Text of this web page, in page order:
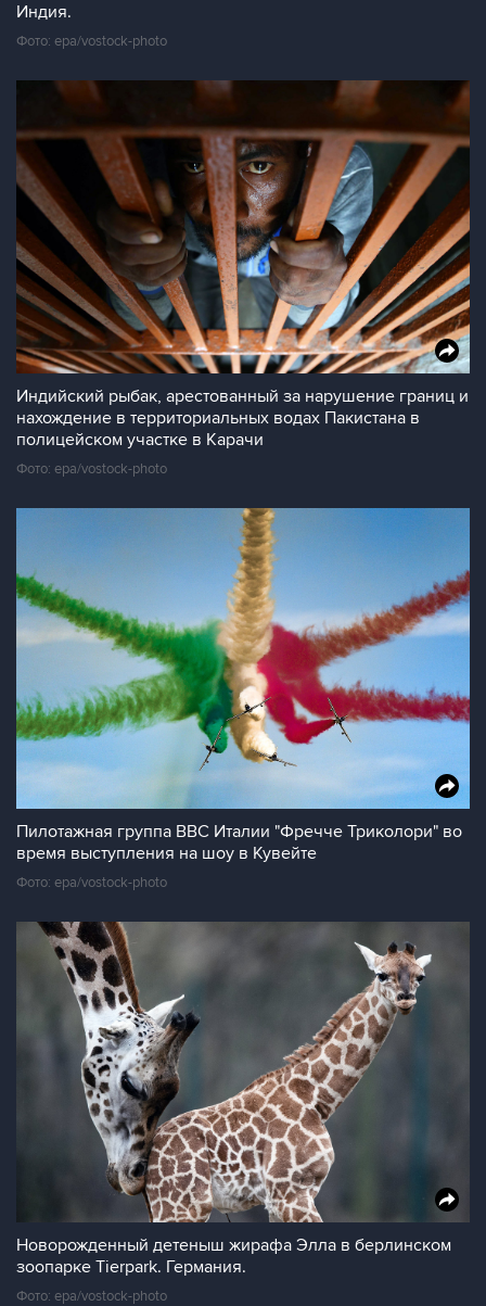
Индия.
Фото: epa/vostock-photo
Индийский рыбак, арестованный за нарушение границ и
нахождение в территориальных водах Пакистана в
полицейском участке в Карачи
Фото: epa/vostock-photo
Пилотажная группа ВВС Италии "Фречче Триколори" во
время выступления на шоу в Кувейте
Фото: epa/vostock-photo
Новорожденный детеныш жирафа Элла в берлинском
зоопарке Tierpark. Германия.
Фото: epa/vostock-photo